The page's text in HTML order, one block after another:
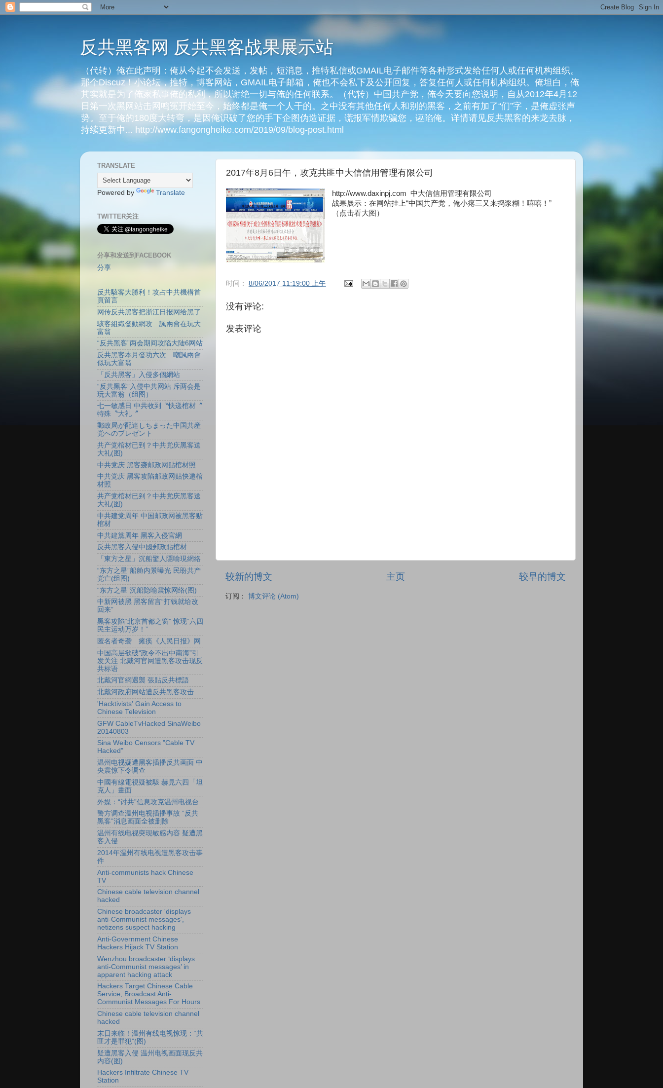
反共黑客网 反共黑客战果展示站
（代转）俺在此声明：俺从今起不会发送，发帖，短消息，推特私信或GMAIL电子邮件等各种形式发给任何人或任何机构组织。
那个Discuz！小论坛，推特，博客网站，GMAIL电子邮箱，俺也不会私下及公开回复，答复任何人或任何机构组织。俺坦白，俺
其实就是为了俺家私事俺的私利，所以谢绝一切与俺的任何联系。（代转）中国共产党，俺今天要向您说明，自从2012年4月12
日第一次黑网站击网鸣冤开始至今，始终都是俺一个人干的。之中没有其他任何人和别的黑客，之前有加了“们”字，是俺虚张声
势。至于俺的180度大转弯，是因俺识破了您的手下企图伪造证据，谎报军情欺骗您，诬陷俺。详情请见反共黑客的来龙去脉，
持续更新中... http://www.fangongheike.com/2019/09/blog-post.html
2017年8月6日午，攻克共匪中大信信用管理有限公司
http://www.daxinpj.com 中大信信用管理有限公司
战果展示：在网站挂上“中国共产党，俺小瘪三又来捣浆糊！嘻嘻！”
（点击看大图）
时间： 8/06/2017 11:19:00 上午
没有评论:
发表评论
较新的博文 较早的博文
主页
订阅： 博文评论 (Atom)
TRANSLATE
Powered by Translate
TWITTER关注
分享和发送到FACEBOOK
分享
反共駭客大勝利！攻占中共機構首
頁留言
网传反共黑客把浙江日报网给黑了
駭客組織發動網攻 諷兩會在玩大
富翁
“反共黑客”两会期间攻陷大陆6网站
反共黑客本月發功六次 嘲諷兩會
似玩大富翁
「反共黑客」入侵多個網站
“反共黑客”入侵中共网站 斥两会是
玩大富翁（组图）
七一敏感日 中共收到〝快递棺材〞
特殊〝大礼〞
郵政局が配達しちまった中国共産
党へのプレゼント
共产党棺材已到？中共党庆黑客送
大礼(图)
中共党庆 黑客袭邮政网贴棺材照
中共党庆 黑客攻陷邮政网贴快递棺
材照
共产党棺材已到？中共党庆黑客送
大礼(图)
中共建党周年 中国邮政网被黑客贴
棺材
中共建黨周年 黑客入侵官網
反共黑客入侵中國郵政貼棺材
「東方之星」沉船驚人隱喻現網絡
“东方之星”船舱内景曝光 民盼共产
党亡(组图)
“东方之星”沉船隐喻震惊网络(图)
中新网被黑 黑客留言“打钱就给改
回来”
黑客攻陷“北京首都之窗” 惊现“六四
民主运动万岁！”
匿名者奇袭 瘫痪《人民日报》网
中国高层欲破“政令不出中南海”引
发关注 北戴河官网遭黑客攻击现反
共标语
北戴河官網遇襲 張貼反共標語
北戴河政府网站遭反共黑客攻击
'Hacktivists' Gain Access to
Chinese Television
GFW CableTvHacked SinaWeibo
20140803
Sina Weibo Censors "Cable TV
Hacked"
温州电视疑遭黑客插播反共画面 中
央震惊下令调查
中國有線電視疑被駭 赫見六四「坦
克人」畫面
外媒：“讨共”信息攻克温州电视台
警方调查温州电视插播事故 “反共
黑客”消息画面全被删除
温州有线电视突现敏感内容 疑遭黑
客入侵
2014年温州有线电视遭黑客攻击事
件
Anti-communists hack Chinese
TV
Chinese cable television channel
hacked
Chinese broadcaster 'displays
anti-Communist messages',
netizens suspect hacking
Anti-Government Chinese
Hackers Hijack TV Station
Wenzhou broadcaster ‘displays
anti-Communist messages’ in
apparent hacking attack
Hackers Target Chinese Cable
Service, Broadcast Anti-
Communist Messages For Hours
Chinese cable television channel
hacked
末日来临！温州有线电视惊现：“共
匪才是罪犯”(图)
疑遭黑客入侵 温州电视画面现反共
内容(图)
Hackers Infiltrate Chinese TV
Station